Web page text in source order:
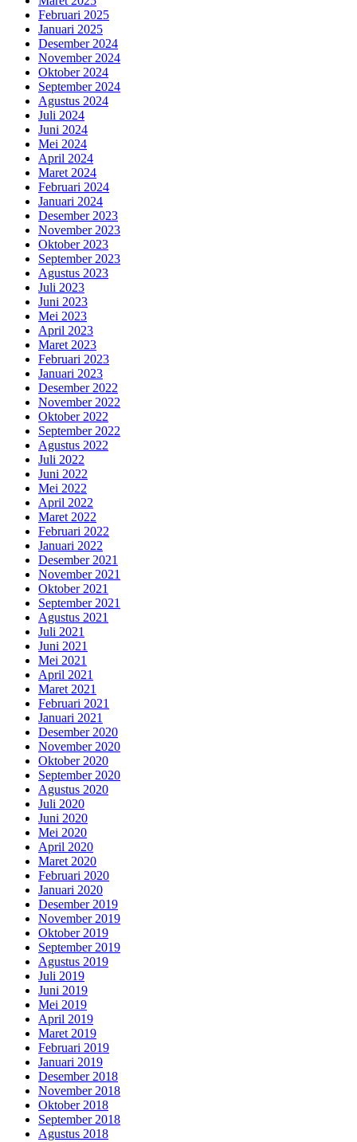
Februari 2025
Januari 2025
Desember 2024
November 2024
Oktober 2024
September 2024
Agustus 2024
Juli 2024
Juni 2024
Mei 2024
April 2024
Maret 2024
Februari 2024
Januari 2024
Desember 2023
November 2023
Oktober 2023
September 2023
Agustus 2023
Juli 2023
Juni 2023
Mei 2023
April 2023
Maret 2023
Februari 2023
Januari 2023
Desember 2022
November 2022
Oktober 2022
September 2022
Agustus 2022
Juli 2022
Juni 2022
Mei 2022
April 2022
Maret 2022
Februari 2022
Januari 2022
Desember 2021
November 2021
Oktober 2021
September 2021
Agustus 2021
Juli 2021
Juni 2021
Mei 2021
April 2021
Maret 2021
Februari 2021
Januari 2021
Desember 2020
November 2020
Oktober 2020
September 2020
Agustus 2020
Juli 2020
Juni 2020
Mei 2020
April 2020
Maret 2020
Februari 2020
Januari 2020
Desember 2019
November 2019
Oktober 2019
September 2019
Agustus 2019
Juli 2019
Juni 2019
Mei 2019
April 2019
Maret 2019
Februari 2019
Januari 2019
Desember 2018
November 2018
Oktober 2018
September 2018
Agustus 2018